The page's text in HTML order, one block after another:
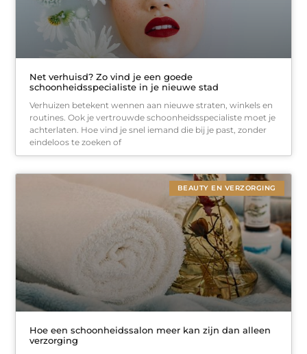
Net verhuisd? Zo vind je een goede
schoonheidsspecialiste in je nieuwe stad
Verhuizen betekent wennen aan nieuwe straten, winkels en
routines. Ook je vertrouwde schoonheidsspecialiste moet je
achterlaten. Hoe vind je snel iemand die bij je past, zonder
eindeloos te zoeken of
BEAUTY EN VERZORGING
Hoe een schoonheidssalon meer kan zijn dan alleen
verzorging